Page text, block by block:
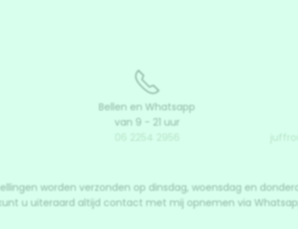
Bellen en Whatsapp
van 9 - 21 uur
worden verzonden op dinsdag, woensdag en
u uiteraard altijd contact met mij opnemen via